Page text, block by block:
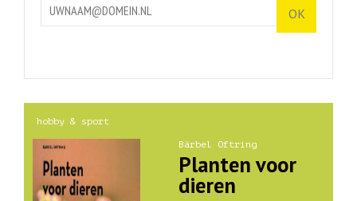
hobby & sport
Bärbel Oftring
Planten voor
dieren